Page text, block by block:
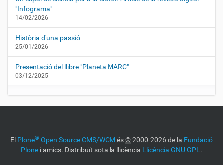
"Infograma"
14/02/2026
Història d'una passió
25/01/2026
Presentació del llibre "Planeta MARC"
03/12/2025
El Plone® Open Source CMS/WCM és©2000-2026 de la Fundació
Plone i amics. Distribuït sota la llicència Llicència GNU GPL .